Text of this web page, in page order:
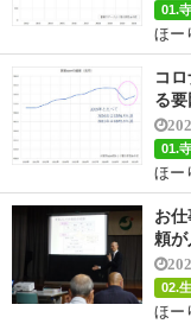
01.
ほー
コ
る要
01.
ほー
お
頼
02.
ほー